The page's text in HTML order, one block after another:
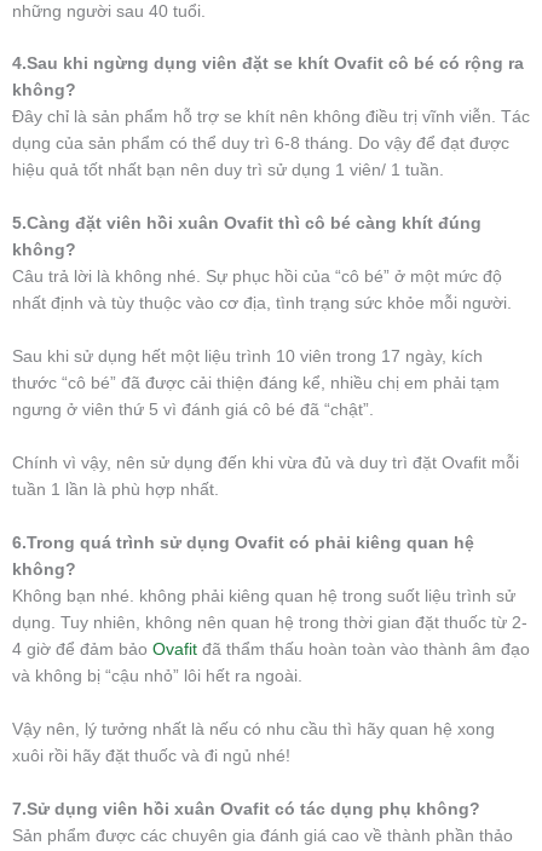
những người sau 40 tuổi.
4.Sau khi ngừng dụng viên đặt se khít Ovafit cô bé có rộng ra
không?
Đây chỉ là sản phẩm hỗ trợ se khít nên không điều trị vĩnh viễn. Tác
dụng của sản phẩm có thể duy trì 6-8 tháng. Do vậy để đạt được
hiệu quả tốt nhất bạn nên duy trì sử dụng 1 viên/ 1 tuần.
5.Càng đặt viên hồi xuân Ovafit thì cô bé càng khít đúng
không?
Câu trả lời là không nhé. Sự phục hồi của “cô bé” ở một mức độ
nhất định và tùy thuộc vào cơ địa, tình trạng sức khỏe mỗi người.
Sau khi sử dụng hết một liệu trình 10 viên trong 17 ngày, kích
thước “cô bé” đã được cải thiện đáng kể, nhiều chị em phải tạm
ngưng ở viên thứ 5 vì đánh giá cô bé đã “chật”.
Chính vì vậy, nên sử dụng đến khi vừa đủ và duy trì đặt Ovafit mỗi
tuần 1 lần là phù hợp nhất.
6.Trong quá trình sử dụng Ovafit có phải kiêng quan hệ
không?
Không bạn nhé. không phải kiêng quan hệ trong suốt liệu trình sử
dụng. Tuy nhiên, không nên quan hệ trong thời gian đặt thuốc từ 2-
4 giờ để đảm bảo Ovafit đã thẩm thấu hoàn toàn vào thành âm đạo
và không bị “cậu nhỏ” lôi hết ra ngoài.
Vậy nên, lý tưởng nhất là nếu có nhu cầu thì hãy quan hệ xong
xuôi rồi hãy đặt thuốc và đi ngủ nhé!
7.Sử dụng viên hồi xuân Ovafit có tác dụng phụ không?
Sản phẩm được các chuyên gia đánh giá cao về thành phần thảo